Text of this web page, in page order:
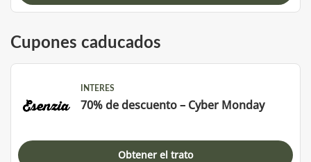
Cupones caducados
INTERES
70% de descuento – Cyber Monday
Obtener el trato